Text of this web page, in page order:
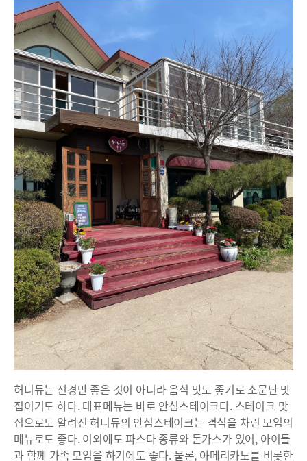
허니듀는 전경만 좋은 것이 아니라 음식 맛도 좋기로 소문난 맛
집이기도 하다. 대표메뉴는 바로 안심스테이크다. 스테이크 맛
집으로도 알려진 허니듀의 안심스테이크는 격식을 차린 모임의
메뉴로도 좋다. 이외에도 파스타 종류와 돈가스가 있어, 아이들
과 함께 가족 모임을 하기에도 좋다. 물론, 아메리카노를 비롯한